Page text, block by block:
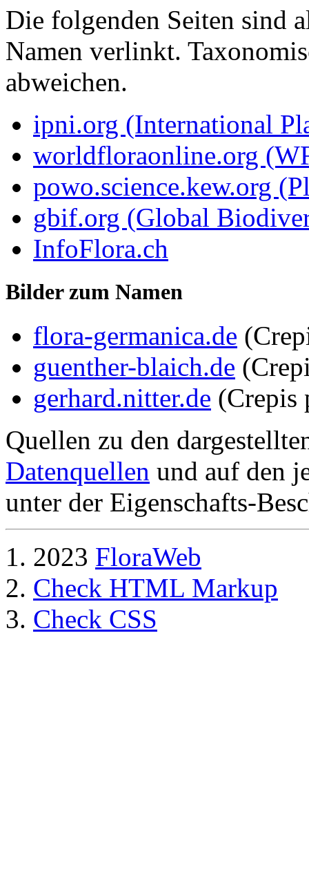
Die folgenden Seiten sind
Namen verlinkt.
abweichen.
ipni.org (International
worldfloraonline.org
powo.science.kew.org
gbif.org (Global
InfoFlora.ch
Bilder zum Namen
flora-germanica.de
guenther-blaich.de
gerhard.nitter.de (Crepis
Quellen zu den
Datenquellen und auf den
unter der Eigenschafts-
2023 FloraWeb
Check HTML Markup
Check CSS